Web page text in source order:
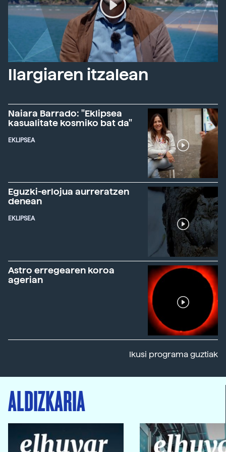
Ilargiaren itzalean
Naiara Barrado: "Eklipsea
kasualitate kosmiko bat da"
EKLIPSEA
Eguzki-erlojua aurreratzen
denean
EKLIPSEA
Astro erregearen koroa
agerian
Ikusi programa guztiak
ALDIZKARIA